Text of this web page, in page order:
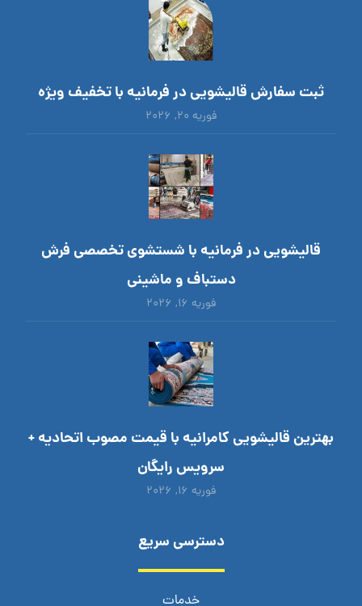
ثبت سفارش قالیشویی در فرمانیه با تخفیف ویژه
فوریه ۲۰, ۲۰۲۶
قالیشویی در فرمانیه با شستشوی تخصصی فرش
دستباف و ماشینی
فوریه ۱۶, ۲۰۲۶
بهترین قالیشویی کامرانیه با قیمت مصوب اتحادیه +
سرویس رایگان
فوریه ۱۶, ۲۰۲۶
دسترسی سریع
خدمات